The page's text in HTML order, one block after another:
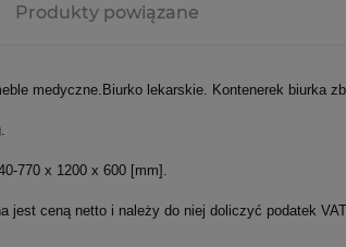
Produkty powiązane
medyczne.Biurko lekarskie. Kontenerek biurka
770 x 1200 x 600 [mm].
jest ceną netto i należy do niej doliczyć podatek VAT.